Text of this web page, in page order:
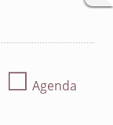
☐ Agenda